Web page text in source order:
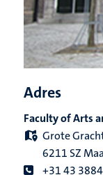
Adres
Faculty of Arts
Grote
6211 SZ
+31 43